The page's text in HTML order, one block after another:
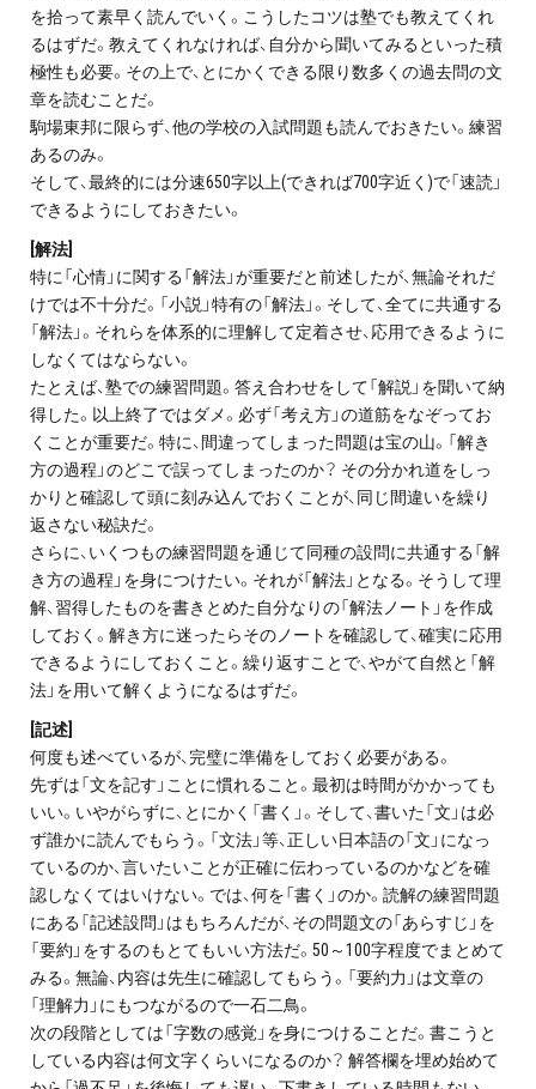
無料体験授業とは
を拾って素早く読んでいく。こうしたコツは塾でも教えてくれ
るはずだ。教えてくれなければ、自分から聞いてみるといった積
極性も必要。その上で、とにかくできる限り数多くの過去問の文
章を読むことだ。
駒場東邦に限らず、他の学校の入試問題も読んでおきたい。練習
あるのみ。
そして、最終的には分速650字以上(できれば700字近く)で「速読」
できるようにしておきたい。
[解法]
特に「心情」に関する「解法」が重要だと前述したが、無論それだ
けでは不十分だ。「小説」特有の「解法」。そして、全てに共通する
「解法」。それらを体系的に理解して定着させ、応用できるように
しなくてはならない。
たとえば、塾での練習問題。答え合わせをして「解説」を聞いて納
得した。以上終了ではダメ。必ず「考え方」の道筋をなぞってお
くことが重要だ。特に、間違ってしまった問題は宝の山。「解き
方の過程」のどこで誤ってしまったのか？ その分かれ道をしっ
かりと確認して頭に刻み込んでおくことが、同じ間違いを繰り
返さない秘訣だ。
さらに、いくつもの練習問題を通じて同種の設問に共通する「解
き方の過程」を身につけたい。それが「解法」となる。そうして理
解、習得したものを書きとめた自分なりの「解法ノート」を作成
しておく。解き方に迷ったらそのノートを確認して、確実に応用
できるようにしておくこと。繰り返すことで、やがて自然と「解
法」を用いて解くようになるはずだ。
[記述]
何度も述べているが、完璧に準備をしておく必要がある。
先ずは「文を記す」ことに慣れること。最初は時間がかかっても
いい。いやがらずに、とにかく「書く」。そして、書いた「文」は必
ず誰かに読んでもらう。「文法」等、正しい日本語の「文」になっ
ているのか、言いたいことが正確に伝わっているのかなどを確
認しなくてはいけない。では、何を「書く」のか。読解の練習問題
にある「記述設問」はもちろんだが、その問題文の「あらすじ」を
「要約」をするのもとてもいい方法だ。50～100字程度でまとめて
みる。無論、内容は先生に確認してもらう。「要約力」は文章の
「理解力」にもつながるので一石二鳥。
次の段階としては「字数の感覚」を身につけることだ。書こうと
している内容は何文字くらいになるのか？ 解答欄を埋め始めて